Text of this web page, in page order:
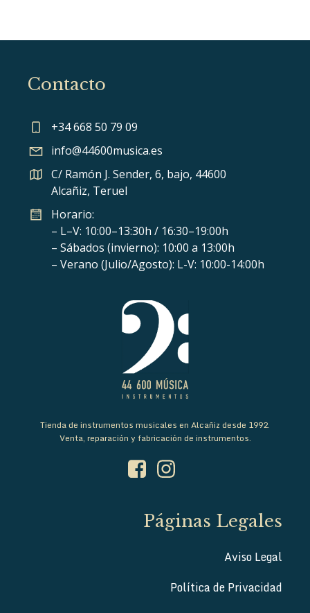
Contacto
+34 668 50 79 09
info@44600musica.es
C/ Ramón J. Sender, 6, bajo, 44600
Alcañiz, Teruel
Horario:
– L–V: 10:00–13:30h / 16:30–19:00h
– Sábados (invierno): 10:00 a 13:00h
– Verano (Julio/Agosto): L-V: 10:00-14:00h
Tienda de instrumentos musicales en Alcañiz desde 1992.
Venta, reparación y fabricación de instrumentos.
Páginas Legales
Aviso Legal
Política de Privacidad